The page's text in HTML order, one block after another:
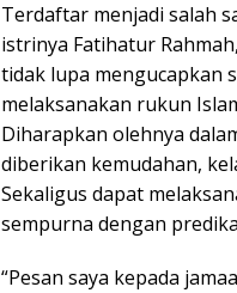
Terdaftar menjadi salah
istrinya Fatihatur
tidak lupa mengucapkan
melaksanakan rukun
Diharapkan olehnya
diberikan kemudahan,
Sekaligus dapat
sempurna dengan
“Pesan saya kepada